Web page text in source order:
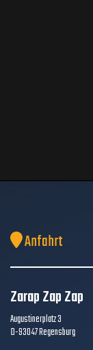
Anfahrt
Zarap Zap Zap
Augustinerplatz 3
D-93047 Regensburg